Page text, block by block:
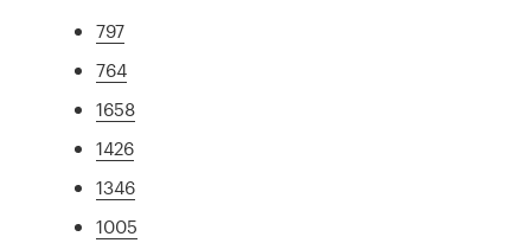
797
764
1658
1426
1346
1005